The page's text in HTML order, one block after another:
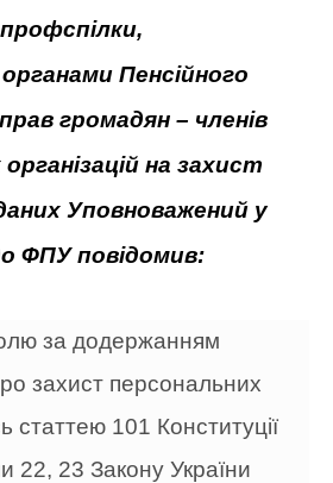
Пенсійного
громадян – членів
на захист
Уповноважений у
ФПУ повідомив:
за додержанням
захист персональних
статтею 101 Конституції
22, 23 Закону України